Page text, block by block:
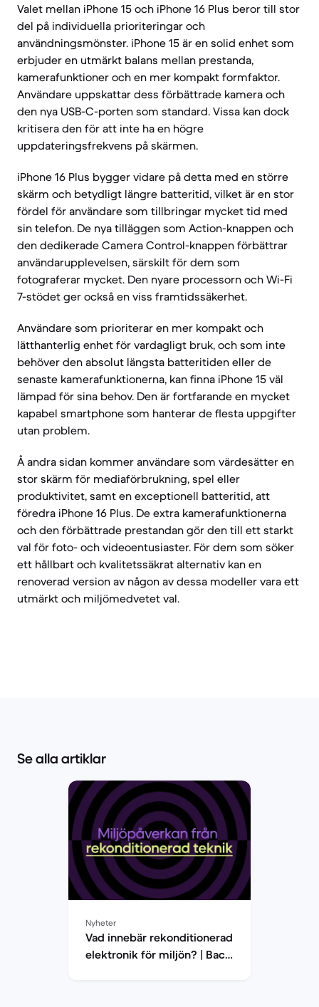
Valet mellan iPhone 15 och iPhone 16 Plus beror till stor
del på individuella prioriteringar och
användningsmönster. iPhone 15 är en solid enhet som
erbjuder en utmärkt balans mellan prestanda,
kamerafunktioner och en mer kompakt formfaktor.
Användare uppskattar dess förbättrade kamera och
den nya USB-C-porten som standard. Vissa kan dock
kritisera den för att inte ha en högre
uppdateringsfrekvens på skärmen.
iPhone 16 Plus bygger vidare på detta med en större
skärm och betydligt längre batteritid, vilket är en stor
fördel för användare som tillbringar mycket tid med
sin telefon. De nya tilläggen som Action-knappen och
den dedikerade Camera Control-knappen förbättrar
användarupplevelsen, särskilt för dem som
fotograferar mycket. Den nyare processorn och Wi-Fi
7-stödet ger också en viss framtidssäkerhet.
Användare som prioriterar en mer kompakt och
lätthanterlig enhet för vardagligt bruk, och som inte
behöver den absolut längsta batteritiden eller de
senaste kamerafunktionerna, kan finna iPhone 15 väl
lämpad för sina behov. Den är fortfarande en mycket
kapabel smartphone som hanterar de flesta uppgifter
utan problem.
Å andra sidan kommer användare som värdesätter en
stor skärm för mediaförbrukning, spel eller
produktivitet, samt en exceptionell batteritid, att
föredra iPhone 16 Plus. De extra kamerafunktionerna
och den förbättrade prestandan gör den till ett starkt
val för foto- och videoentusiaster. För dem som söker
ett hållbart och kvalitetssäkrat alternativ kan en
renoverad version av någon av dessa modeller vara ett
utmärkt och miljömedvetet val.
Se alla artiklar
Nyheter
Vad innebär rekonditionerad
elektronik för miljön? | Back